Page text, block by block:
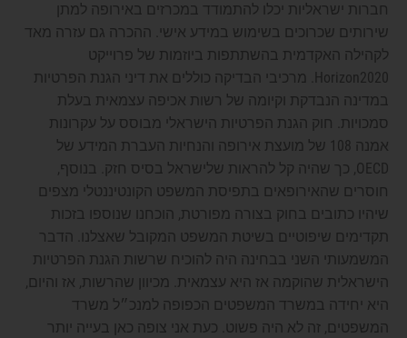
חברות ישראליות יכלו להתמודד במכרזים באירופה למתן
שירותים שכרוכים בשימוש במידע אישי. ההכרה גם עזרה מאד
לקהילה האקדמית בהשתתפות ביוזמות של פרוייקט
Horizon2020. מרכיבי הבדיקה כוללים את דיני הגנת הפרטיות
במדינה הנבדקת וקיומה של רשות אכיפה עצמאית בעלת
סמכויות. חוק הגנת הפרטיות הישראלי מבוסס על עקרונות
אמנה 108 של מועצת אירופה והנחיות העברת המידע של
OECD, כך שהיה קל להראות שלישראל בסיס חזק. בנוסף,
חוסרים שהאירופאים בתפיסת המשפט הקונטיננטלי מצפים
שיהיו כתובים בחוק בצורה מפורטת, הוכחנו שנוספו בזכות
תקדימים שיפוטיים בשיטת המשפט המקובל שאצלנו. הדבר
המשמעותי השני בבחינה היה להוכיח שרשות הגנת הפרטיות
הישראלית שהוקמה אז היא עצמאית. מכיוון שהרשות, אז והיום,
היא יחידה במשרד המשפטים הכפופה למנכ״ל משרד
המשפטים, זה לא היה פשוט. כעת אני צופה כאן בעייה יותר